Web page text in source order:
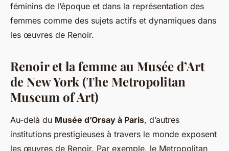
féminins de l’époque et dans la représentation des
femmes comme des sujets actifs et dynamiques dans
les œuvres de Renoir.
Renoir et la femme au Musée d’Art
de New York (The Metropolitan
Museum of Art)
Au-delà du Musée d’Orsay à Paris, d’autres
institutions prestigieuses à travers le monde exposent
les œuvres de Renoir. Par exemple, le Metropolitan